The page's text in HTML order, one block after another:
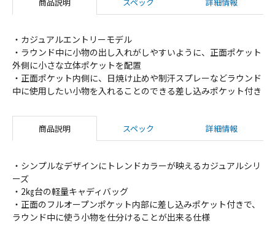
・カジュアルエントリーモデル
・ラウンド中に小物の出し入れがしやすいように、正面ポケット
外側に小さな立体ポケットを配置
・正面ポケット内側に、日焼け止めや制汗スプレーなどラウンド
中に使用したい小物を入れることのできる差し込みポケット付き
商品説明 スペック 詳細情報
・シンプルなデザインにトレンドカラーが映えるカジュアルシリ
ーズ
・2㎏台の軽量キャディバッグ
・正面のフルオープンポケット内部に差し込みポケット付きで、
ラウンド中に使う小物を仕分けることが出来る仕様